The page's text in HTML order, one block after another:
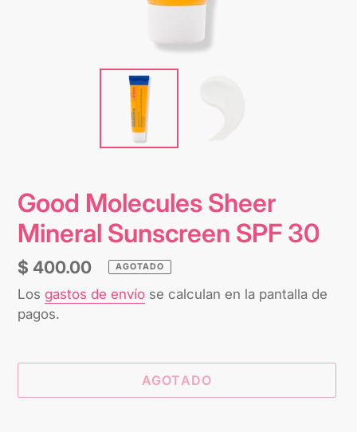
Good Molecules Sheer
Mineral Sunscreen SPF 30
Precio
habitual
$ 400.00 AGOTADO
Los gastos de envío se calculan en la pantalla de
pagos.
AGOTADO